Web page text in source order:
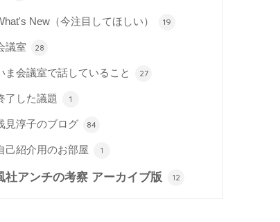
New（今注目してほしい） 19
議室 28
ま会議室で話していること 27
了した議題 1
見淳子のブログ 84
己紹介用のお部屋 1
社アンチの考察 アーカイブ版 12